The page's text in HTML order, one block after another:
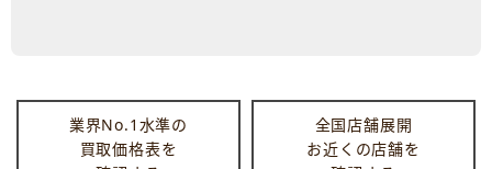
業界No.1水準の
買取価格表を
全国店舗展開
お近くの店舗を